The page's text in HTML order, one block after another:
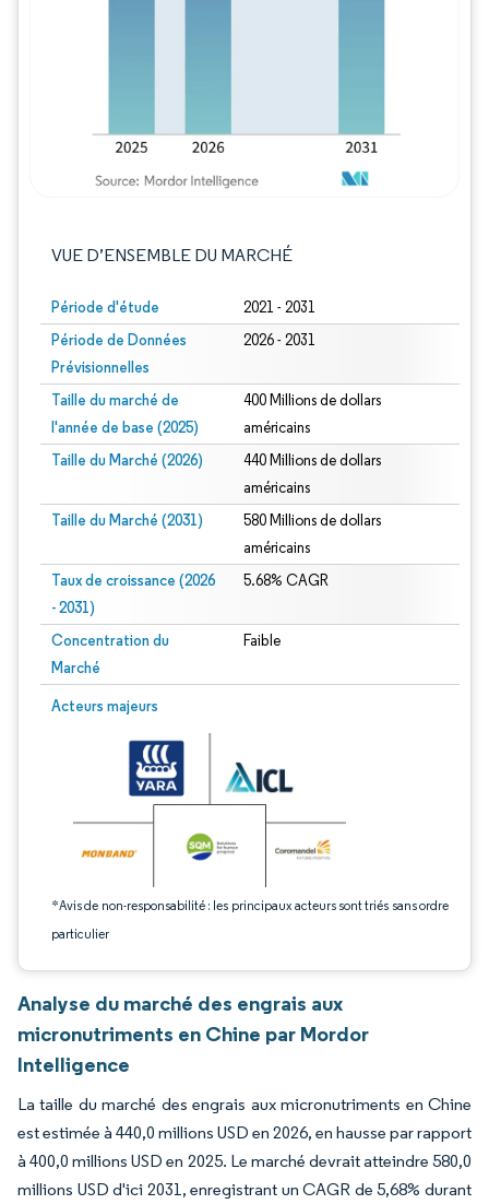
VUE D’ENSEMBLE DU MARCHÉ
Période d'étude 2021 - 2031
Période de Données
Prévisionnelles
2026 - 2031
Taille du marché de
l'année de base (2025)
400 Millions de dollars
américains
Taille du Marché (2026)
440 Millions de dollars
américains
Taille du Marché (2031)
580 Millions de dollars
américains
Taux de croissance (2026
- 2031)
5.68% CAGR
Concentration du
Marché
Faible
Acteurs majeurs
*Avis de non-responsabilité : les principaux acteurs sont triés sans ordre
particulier
Image © Mordor Intelligence. La réutilisation nécessite une attribution sous CC
Analyse du marché des engrais aux
micronutriments en Chine par Mordor
Intelligence
La taille du marché des engrais aux micronutriments en Chine
est estimée à 440,0 millions USD en 2026, en hausse par rapport
à 400,0 millions USD en 2025. Le marché devrait atteindre 580,0
millions USD d'ici 2031, enregistrant un CAGR de 5,68% durant